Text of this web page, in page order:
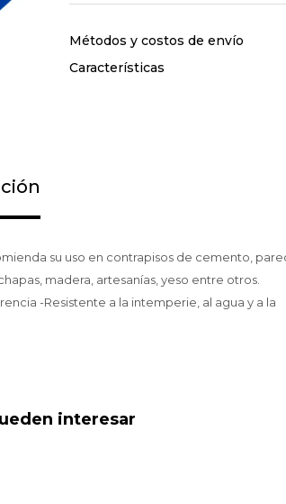
Métodos y costos de envío
Características
su uso en contrapisos de cemento,
madera, artesanías, yeso entre otros.
-Resistente a la intemperie, al agua y a la
interesar